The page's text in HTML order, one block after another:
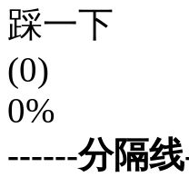
踩一下
(0)
0%
------分隔